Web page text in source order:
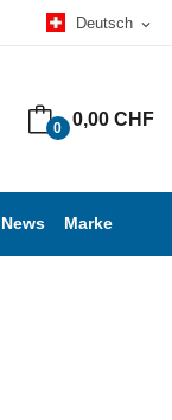
Deutsch expand_more
0 0,00 CHF
News Marke